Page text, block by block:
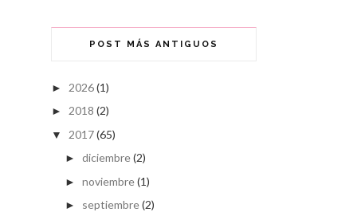
POST MÁS ANTIGUOS
► 2026(1)
► 2018 (2)
▼ 2017(65)
► diciembre(2)
► noviembre(1)
► septiembre(2)